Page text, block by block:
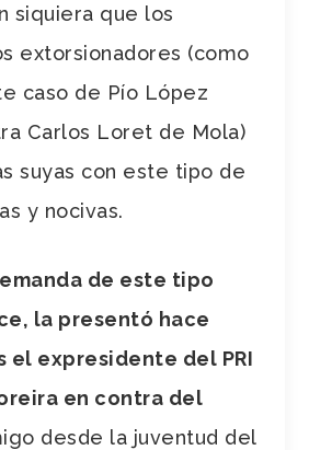
siquiera que los
extorsionadores (como
caso de Pío López
Carlos Loret de Mola)
suyas con este tipo de
y nocivas.
de este tipo
la presentó hace
el expresidente del PRI
en contra del
desde la juventud del